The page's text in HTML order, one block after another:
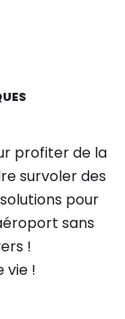
profiter de la
survoler des
pour
sans
!
vie !